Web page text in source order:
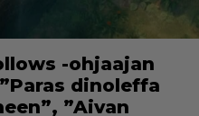
-ohjaajan
dinoleffa
”Aivan